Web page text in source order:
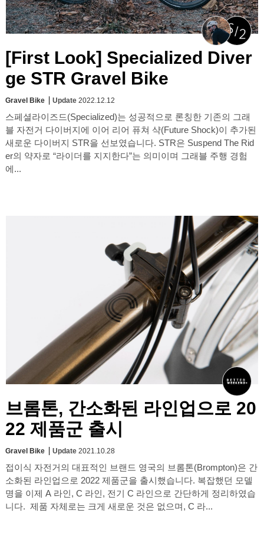
[First Look] Specialized Diver
ge STR Gravel Bike
Gravel Bike Update 2022.12.12
스페셜라이즈드(Specialized)는 성공적으로 론칭한 기존의 그래
블 자전거 다이버지에 이어 리어 퓨쳐 샥(Future Shock)이 추가된
새로운 다이버지 STR을 선보였습니다. STR은 Suspend The Rid
er의 약자로 “라이더를 지지한다”는 의미이며 그래블 주행 경험
에...
브롬톤, 간소화된 라인업으로 20
22 제품군 출시
Gravel Bike Update 2021.10.28
접이식 자전거의 대표적인 브랜드 영국의 브롬톤(Brompton)은 간
소화된 라인업으로 2022 제품군을 출시했습니다. 복잡했던 모델
명을 이제 A 라인, C 라인, 전기 C 라인으로 간단하게 정리하였습
니다. 제품 자체로는 크게 새로운 것은 없으며, C 라...